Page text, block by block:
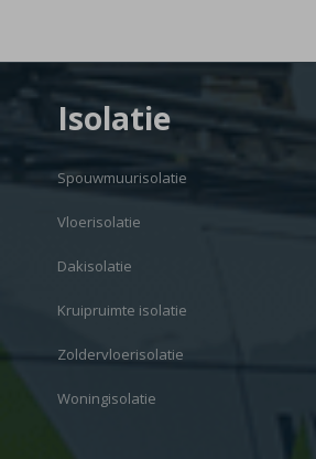
Isolatie
Spouwmuurisolatie
Vloerisolatie
Dakisolatie
Kruipruimte isolatie
Zoldervloerisolatie
Woningisolatie